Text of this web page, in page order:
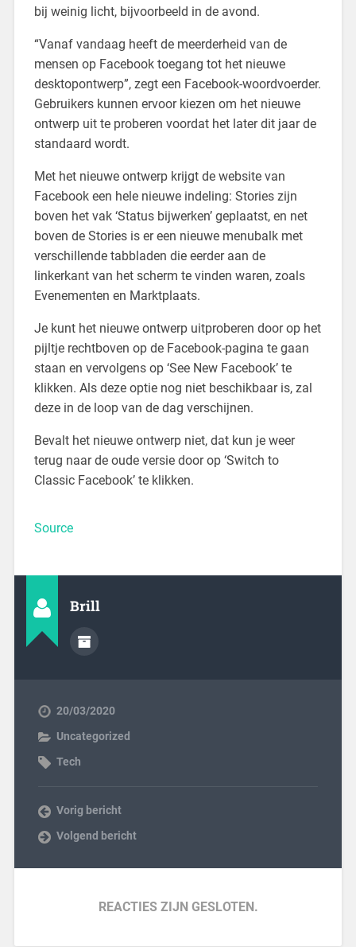
bij weinig licht, bijvoorbeeld in de avond.
“Vanaf vandaag heeft de meerderheid van de
mensen op Facebook toegang tot het nieuwe
desktopontwerp”, zegt een Facebook-woordvoerder.
Gebruikers kunnen ervoor kiezen om het nieuwe
ontwerp uit te proberen voordat het later dit jaar de
standaard wordt.
Met het nieuwe ontwerp krijgt de website van
Facebook een hele nieuwe indeling: Stories zijn
boven het vak ‘Status bijwerken’ geplaatst, en net
boven de Stories is er een nieuwe menubalk met
verschillende tabbladen die eerder aan de
linkerkant van het scherm te vinden waren, zoals
Evenementen en Marktplaats.
Je kunt het nieuwe ontwerp uitproberen door op het
pijltje rechtboven op de Facebook-pagina te gaan
staan en vervolgens op ‘See New Facebook’ te
klikken. Als deze optie nog niet beschikbaar is, zal
deze in de loop van de dag verschijnen.
Bevalt het nieuwe ontwerp niet, dat kun je weer
terug naar de oude versie door op ‘Switch to
Classic Facebook’ te klikken.
Source
Brill
20/03/2020
Uncategorized
Tech
Vorig bericht
Volgend bericht
REACTIES ZIJN GESLOTEN.